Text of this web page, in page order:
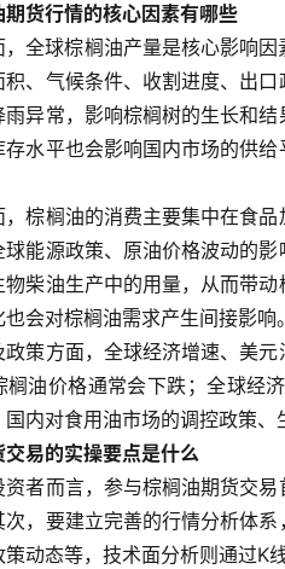
期货行情的核心因素有哪些
，全球棕榈油产量是核心影响
积、气候条件、收割进度、出
雨异常，影响棕榈树的生长和
存水平也会影响国内市场的供
，棕榈油的消费主要集中在食
球能源政策、原油价格波动的
物柴油生产中的用量，从而带
会对棕榈油需求产生间接影响。
政策方面，全球经济增速、美
榈油价格通常会下跌；全球经
内对食用油市场的调控政策
交易的实操要点是什么
资者而言，参与棕榈油期货交
次，要建立完善的行情分析体
动态等，技术面分析则通过K